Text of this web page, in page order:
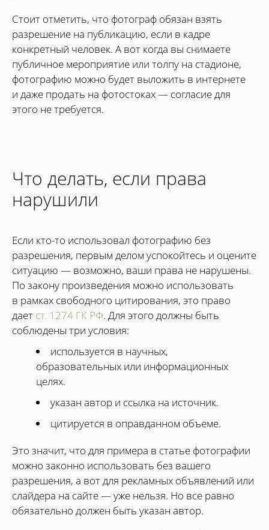
Стоит отметить, что фотограф обязан взять
разрешение на публикацию, если в кадре
конкретный человек. А вот когда вы снимаете
публичное мероприятие или толпу на стадионе,
фотографию можно будет выложить в интернете
и даже продать на фотостоках — согласие для
этого не требуется.
Что делать, если права
нарушили
Если кто-то использовал фотографию без
разрешения, первым делом успокойтесь и оцените
ситуацию — возможно, ваши права не нарушены.
По закону произведения можно использовать
в рамках свободного цитирования, это право
дает ст. 1274 ГК РФ. Для этого должны быть
соблюдены три условия:
используется в научных,
образовательных или информационных
целях.
указан автор и ссылка на источник.
цитируется в оправданном объеме.
Это значит, что для примера в статье фотографии
можно законно использовать без вашего
разрешения, а вот для рекламных объявлений или
слайдера на сайте — уже нельзя. Но все равно
обязательно должен быть указан автор.